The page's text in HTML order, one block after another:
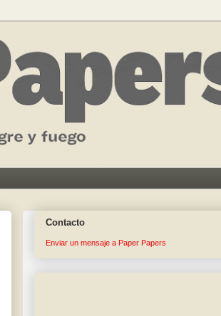
Contacto
Enviar un mensaje a Paper Papers